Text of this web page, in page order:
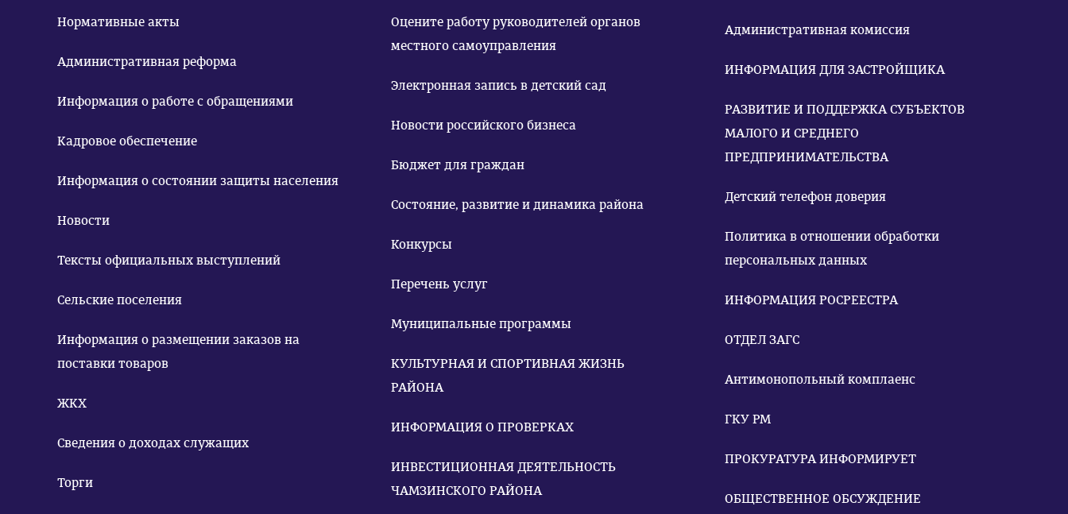
Нормативные акты
Административная реформа
Информация о работе с обращениями
Кадровое обеспечение
Информация о состоянии защиты населения
Новости
Тексты официальных выступлений
Сельские поселения
Информация о размещении заказов на
поставки товаров
ЖКХ
Сведения о доходах служащих
Торги
Оцените работу руководителей органов
местного самоуправления
Электронная запись в детский сад
Новости российского бизнеса
Бюджет для граждан
Состояние, развитие и динамика района
Конкурсы
Перечень услуг
Муниципальные программы
КУЛЬТУРНАЯ И СПОРТИВНАЯ ЖИЗНЬ
РАЙОНА
ИНФОРМАЦИЯ О ПРОВЕРКАХ
ИНВЕСТИЦИОННАЯ ДЕЯТЕЛЬНОСТЬ
ЧАМЗИНСКОГО РАЙОНА
Административная комиссия
ИНФОРМАЦИЯ ДЛЯ ЗАСТРОЙЩИКА
РАЗВИТИЕ И ПОДДЕРЖКА СУБЪЕКТОВ
МАЛОГО И СРЕДНЕГО
ПРЕДПРИНИМАТЕЛЬСТВА
Детский телефон доверия
Политика в отношении обработки
персональных данных
ИНФОРМАЦИЯ РОСРЕЕСТРА
ОТДЕЛ ЗАГС
Антимонопольный комплаенс
ГКУ РМ
ПРОКУРАТУРА ИНФОРМИРУЕТ
ОБЩЕСТВЕННОЕ ОБСУЖДЕНИЕ